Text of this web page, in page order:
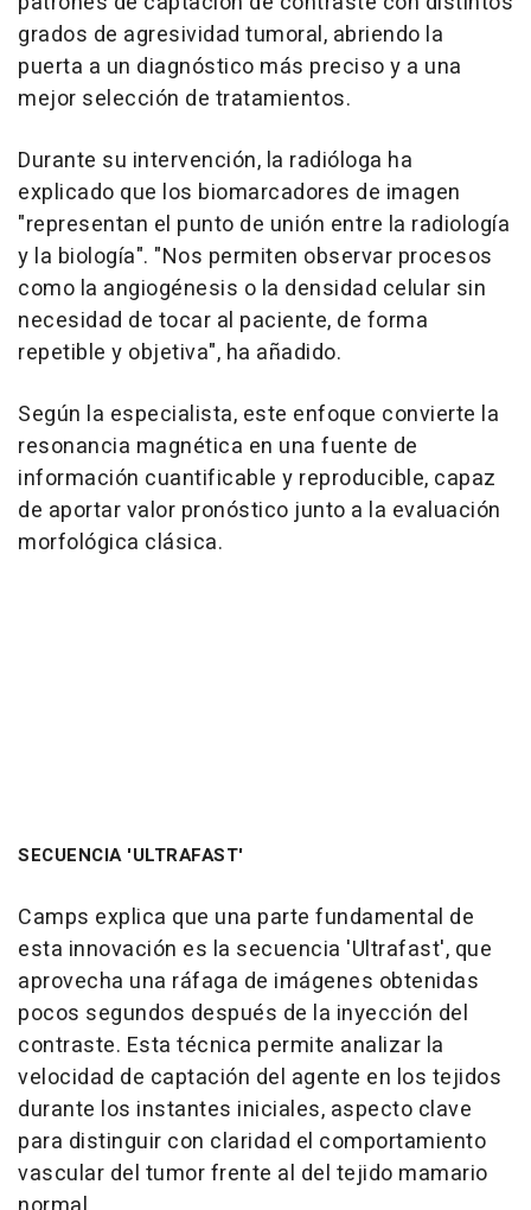
grados de agresividad tumoral, abriendo la
puerta a un diagnóstico más preciso y a una
mejor selección de tratamientos.
Durante su intervención, la radióloga ha
explicado que los biomarcadores de imagen
"representan el punto de unión entre la radiología
y la biología". "Nos permiten observar procesos
como la angiogénesis o la densidad celular sin
necesidad de tocar al paciente, de forma
repetible y objetiva", ha añadido.
Según la especialista, este enfoque convierte la
resonancia magnética en una fuente de
información cuantificable y reproducible, capaz
de aportar valor pronóstico junto a la evaluación
morfológica clásica.
SECUENCIA 'ULTRAFAST'
Camps explica que una parte fundamental de
esta innovación es la secuencia 'Ultrafast', que
aprovecha una ráfaga de imágenes obtenidas
pocos segundos después de la inyección del
contraste. Esta técnica permite analizar la
velocidad de captación del agente en los tejidos
durante los instantes iniciales, aspecto clave
para distinguir con claridad el comportamiento
vascular del tumor frente al del tejido mamario